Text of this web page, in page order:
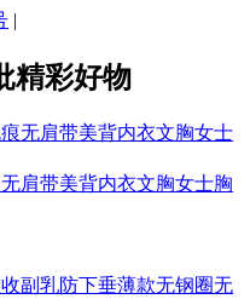
|
精彩好物
无肩带美背内衣文胸女士胸